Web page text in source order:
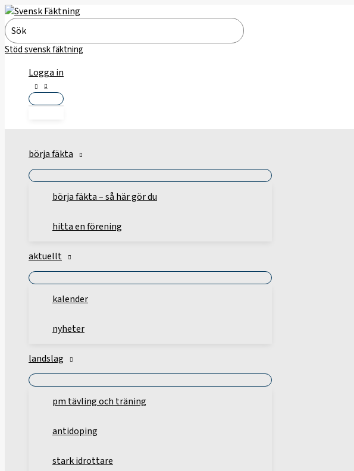
Hoppa
till
innehåll
Search
for:
Stöd svensk fäktning
Logga in
börja fäkta
börja fäkta – så här gör du
hitta en förening
aktuellt
kalender
nyheter
landslag
pm tävling och träning
antidoping
stark idrottare